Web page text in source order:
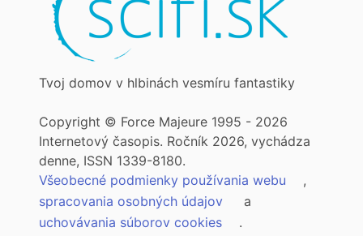
Tvoj domov v hlbinách vesmíru fantastiky
Copyright © Force Majeure 1995 - 2026
Internetový časopis. Ročník 2026, vychádza
denne, ISSN 1339-8180.
Všeobecné podmienky používania webu
,
spracovania osobných údajov
a
uchovávania súborov cookies
.